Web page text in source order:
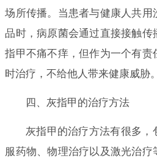
场所传播。当患者与健康人共
品时，病原菌会通过直接接触
指甲不痛不痒，但作为一个有责
时治疗，不给他人带来健康威胁。
四、灰指甲的治疗方法
灰指甲的治疗方法有很多，
服药物、物理治疗以及激光治